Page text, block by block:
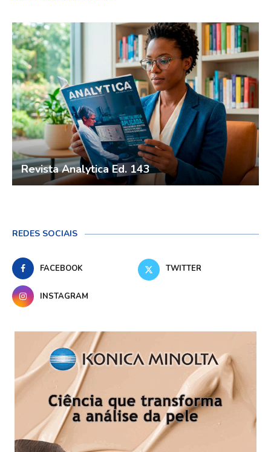
Revista Analytica Ed. 143
REDES SOCIAIS
FACEBOOK TWITTER
INSTAGRAM